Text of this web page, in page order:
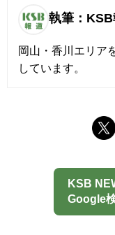
執筆：
岡山・香川エリア
しています。
KSB
Google